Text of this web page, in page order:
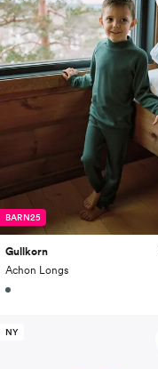
BARN25
Gullkorn
Achon Longs
NY